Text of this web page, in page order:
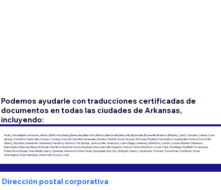
Podemos ayudarle con traducciones certificadas de
documentos en todas las ciudades de Arkansas,
incluyendo:
Amity, Arkadelphia, Ashdown, Atkins, Bald Knob, Barling, Batesville, Bella Vista, Benton, Bentonville, Berryville, Blytheville, Booneville, Bradford, Brinkley, Cabot, Camden, Carlisle, Cave
Springs, Charlotte, Clarksville, Conway, Corning, Crossett, Danville, Dardanelle, Decatur, DeWitt, Dover, Dumas, El Dorado, England, Farmington, Fayetteville, Fordyce, Fort Smith,
Gentry, Gravette, Greenbrier, Greenland, Hampton, Harrison, Hot Springs, Jacksonville, Jonesboro, Lake Village, Laneburg, Little Rock, London, Lonoke, Malvern, Marianna,
Marmaduke, Marshall, Mena, Monticello, Morrilton, Mountain Home, Mountain View, Nashville, Newport, Norfork, North Little Rock, Ozark, Paris, Pea Ridge, Pine Bluff, Pocahontas,
Prairie Grove, Rogers, Russellville, Searcy, Sheridan, Sherwood, South Haven, Springdale, Star City, Stuttgart, Searcy, Texarkana, Trumann, Tuckerman, Van Buren, Ward,
Washington, West Memphis, White Hall, Wynne y más.
Dirección postal corporativa